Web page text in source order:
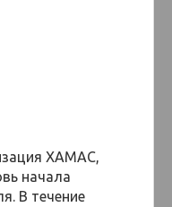
ХАМАС,
начала
В течение